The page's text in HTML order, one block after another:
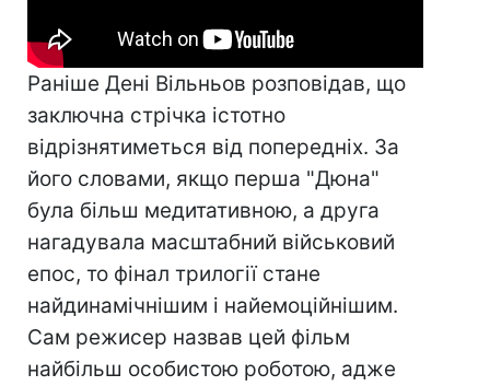
Раніше Дені Вільньов розповідав, що
заключна стрічка істотно
відрізнятиметься від попередніх. За
його словами, якщо перша "Дюна"
була більш медитативною, а друга
нагадувала масштабний військовий
епос, то фінал трилогії стане
найдинамічнішим і найемоційнішим.
Сам режисер назвав цей фільм
найбільш особистою роботою, адже